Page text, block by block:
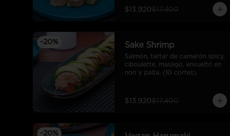
$13.920$17.400
-20% Sake Shrimp
Salmón, tartar de camarón spicy,
ciboulette, masago, envuelto en
nori y palta. (10 cortes).
$13.920$17.400
-20%